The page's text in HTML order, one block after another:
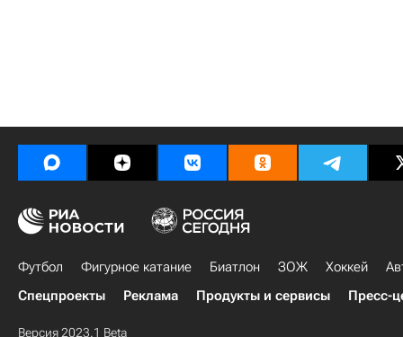
Футбол Фигурное катание Биатлон ЗОЖ Хоккей
Спецпроекты
Реклама Продукты и сервисы Пресс-
Версия 2023.1 Beta